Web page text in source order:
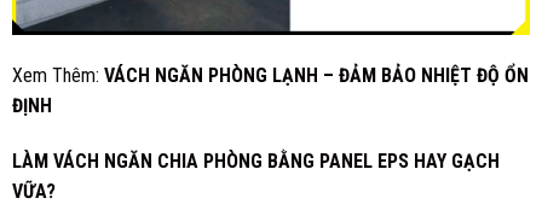
Xem Thêm: VÁCH NGĂN PHÒNG LẠNH – ĐẢM BẢO NHIỆT ĐỘ ỔN
ĐỊNH
LÀM VÁCH NGĂN CHIA PHÒNG BẰNG PANEL EPS HAY GẠCH
VỮA?